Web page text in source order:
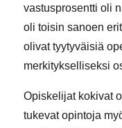
vastusprosentti oli
oli toisin sanoen
olivat tyytyväisiä
merkitykselliseksi
Opiskelijat kokivat
tukevat opintoja